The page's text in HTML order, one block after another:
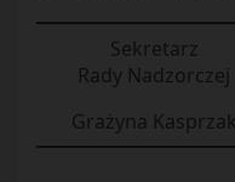
Sekretarz
Rady Nadzorczej
Grażyna Kasprzak